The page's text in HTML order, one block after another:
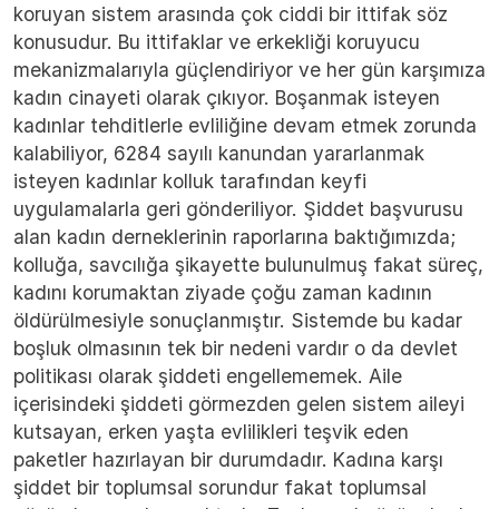
koruyan sistem arasında çok ciddi bir ittifak söz
konusudur. Bu ittifaklar ve erkekliği koruyucu
mekanizmalarıyla güçlendiriyor ve her gün karşımıza
kadın cinayeti olarak çıkıyor. Boşanmak isteyen
kadınlar tehditlerle evliliğine devam etmek zorunda
kalabiliyor, 6284 sayılı kanundan yararlanmak
isteyen kadınlar kolluk tarafından keyfi
uygulamalarla geri gönderiliyor. Şiddet başvurusu
alan kadın derneklerinin raporlarına baktığımızda;
kolluğa, savcılığa şikayette bulunulmuş fakat süreç,
kadını korumaktan ziyade çoğu zaman kadının
öldürülmesiyle sonuçlanmıştır. Sistemde bu kadar
boşluk olmasının tek bir nedeni vardır o da devlet
politikası olarak şiddeti engellememek. Aile
içerisindeki şiddeti görmezden gelen sistem aileyi
kutsayan, erken yaşta evlilikleri teşvik eden
paketler hazırlayan bir durumdadır. Kadına karşı
şiddet bir toplumsal sorundur fakat toplumsal